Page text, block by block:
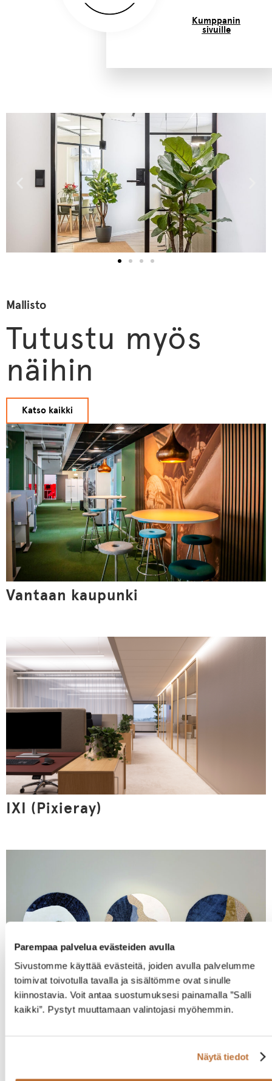
Parempaa palvelua evästeiden avulla
Sivustomme käyttää evästeitä, joiden avulla palvelumme
toimivat toivotulla tavalla ja sisältömme ovat sinulle
kiinnostavia. Voit antaa suostumuksesi painamalla ”Salli
kaikki”. Pystyt muuttamaan valintojasi myöhemmin.
Näytä tiedot
Kumppanin
sivuille
Mallisto
Tutustu myös
näihin
Katso kaikki
Vantaan kaupunki
IXI (Pixieray)
Suomen suurlähetystö, Bryssel